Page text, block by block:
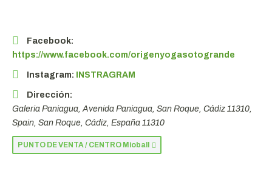
Facebook:
https://www.facebook.com/origenyogasotogrande
Instagram: INSTRAGRAM
Dirección:
Galeria Paniagua, Avenida Paniagua, San Roque, Cádiz 11310,
Spain, San Roque, Cádiz, España 11310
PUNTO DE VENTA / CENTRO Mioball